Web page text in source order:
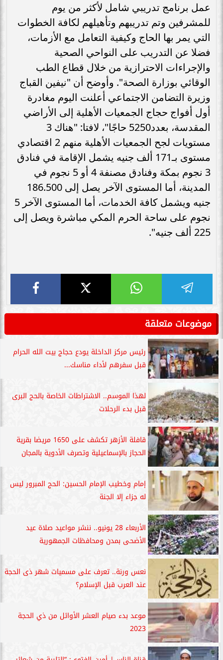
عمل برنامج تدريبي شامل لأكثر من يوم
للمشرفين وتم تدريبهم وتأهيلهم لكافة الخطوات
التي يمر بها الحاج وكيفية التعامل مع الأزمات،
فضلا عن التدريب على النواحي الصحية
والإجراءات الاحترازية من خلال قطاع الطب
الوقائي بوزارة الصحة". وأوضح أن "نيفين القباج
وزيرة التضامن الاجتماعي أعلنت اليوم مغادرة
أول أفواج حجاج الجمعيات الأهلية إلى الأراضي
المقدسة، بعدد5250 حاجًا"، لافتا: "هناك 3
مستويات لجح الجمعيات الأهلية منهم 2 اقتصادي
مستوى بـ171 ألف جنيه يشمل الإقامة في فنادق
3 نجوم بمكة وفنادق مصنفة 4 أو 5 نجوم في
المدينة، أما المستوى الآخر يصل إلى 186.500
جنيه ويشمل كافة الخدمات، أما المستوى الآخر 5
نجوم على ساحة الحرم المكي مباشرة ويصل إلى
225 ألف جنيه".
موضوعات متعلقة
رئيس مركز الداخلة يودع حجاج بيت الله الحرام
قبل سفرهم لأداء مناسك...
لهذا الموسم.. الاشتراطات الخاصة بالحج البرى
قبل بدء الرحلات
قافلة الأزهر تكشف على 1650 مريضا بقرية
الحجاز بالإسماعيلية وتصرف الأدوية بالمجان
إمام وخطيب الإمام الحسين: الحج المبرور ليس
له جزاء إلا الجنة
الأربعاء 28 يونيو.. ننشر مواعيد صلاة عيد
الأضحى بمدن ومحافظات الجمهورية
نعس ورنة.. تعرف على مسميات شهر ذى الحجة
عند العرب قبل الإسلام؟
موعد بدء صيام العشر الأوائل من ذي الحجة
2023